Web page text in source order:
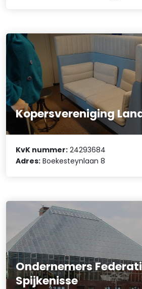
Kopersvereniging
KvK nummer: 24293684
Adres: Boekesteynlaan 8
Ondernemers
Spijkenisse